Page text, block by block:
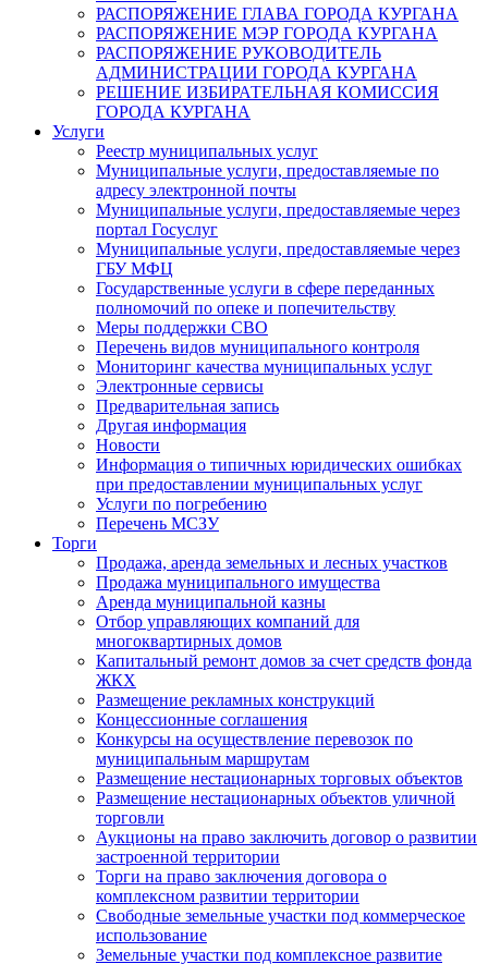
РАСПОРЯЖЕНИЕ ГЛАВА ГОРОДА КУРГАНА
РАСПОРЯЖЕНИЕ МЭР ГОРОДА КУРГАНА
РАСПОРЯЖЕНИЕ РУКОВОДИТЕЛЬ
АДМИНИСТРАЦИИ ГОРОДА КУРГАНА
РЕШЕНИЕ ИЗБИРАТЕЛЬНАЯ КОМИССИЯ
ГОРОДА КУРГАНА
Услуги
Реестр муниципальных услуг
Муниципальные услуги, предоставляемые по
адресу электронной почты
Муниципальные услуги, предоставляемые через
портал Госуслуг
Муниципальные услуги, предоставляемые через
ГБУ МФЦ
Государственные услуги в сфере переданных
полномочий по опеке и попечительству
Меры поддержки СВО
Перечень видов муниципального контроля
Мониторинг качества муниципальных услуг
Электронные сервисы
Предварительная запись
Другая информация
Новости
Информация о типичных юридических ошибках
при предоставлении муниципальных услуг
Услуги по погребению
Перечень МСЗУ
Торги
Продажа, аренда земельных и лесных участков
Продажа муниципального имущества
Аренда муниципальной казны
Отбор управляющих компаний для
многоквартирных домов
Капитальный ремонт домов за счет средств фонда
ЖКХ
Размещение рекламных конструкций
Концессионные соглашения
Конкурсы на осуществление перевозок по
муниципальным маршрутам
Размещение нестационарных торговых объектов
Размещение нестационарных объектов уличной
торговли
Аукционы на право заключить договор о развитии
застроенной территории
Торги на право заключения договора о
комплексном развитии территории
Свободные земельные участки под коммерческое
использование
Земельные участки под комплексное развитие